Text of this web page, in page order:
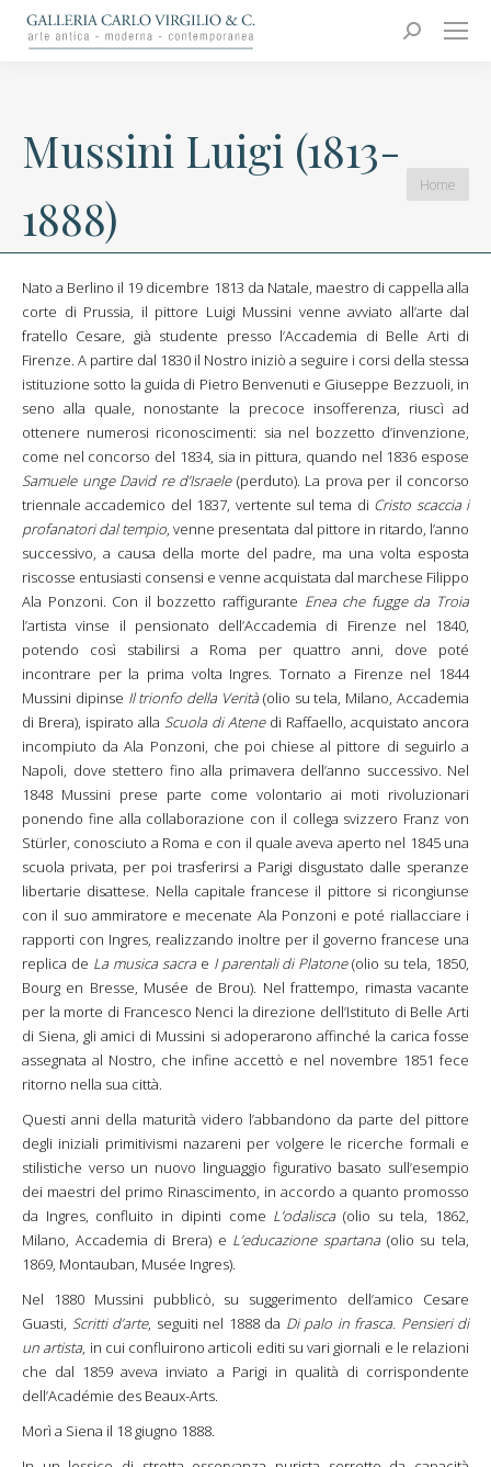
Search:
Carlo Virgilio & C.
Arte moderna e contemporanea
Mussini Luigi (1813-
1888)
You are
here:
Home
Nato a Berlino il 19 dicembre 1813 da Natale, maestro di cappella alla
corte di Prussia, il pittore Luigi Mussini venne avviato all’arte dal
fratello Cesare, già studente presso l’Accademia di Belle Arti di
Firenze. A partire dal 1830 il Nostro iniziò a seguire i corsi della stessa
istituzione sotto la guida di Pietro Benvenuti e Giuseppe Bezzuoli, in
seno alla quale, nonostante la precoce insofferenza, riuscì ad
ottenere numerosi riconoscimenti: sia nel bozzetto d’invenzione,
come nel concorso del 1834, sia in pittura, quando nel 1836 espose
Samuele unge David re d’Israele(perduto). La prova per il concorso
triennale accademico del 1837, vertente sul tema di Cristo scaccia i
profanatori dal tempio, venne presentata dal pittore in ritardo, l’anno
successivo, a causa della morte del padre, ma una volta esposta
riscosse entusiasti consensi e venne acquistata dal marchese Filippo
Ala Ponzoni. Con il bozzetto raffigurante Enea che fugge da Troia
l’artista vinse il pensionato dell’Accademia di Firenze nel 1840,
potendo così stabilirsi a Roma per quattro anni, dove poté
incontrare per la prima volta Ingres. Tornato a Firenze nel 1844
Mussini dipinse Il trionfo della Verità (olio su tela, Milano, Accademia
di Brera), ispirato alla Scuola di Atenedi Raffaello, acquistato ancora
incompiuto da Ala Ponzoni, che poi chiese al pittore di seguirlo a
Napoli, dove stettero fino alla primavera dell’anno successivo. Nel
1848 Mussini prese parte come volontario ai moti rivoluzionari
ponendo fine alla collaborazione con il collega svizzero Franz von
Stürler, conosciuto a Roma e con il quale aveva aperto nel 1845 una
scuola privata, per poi trasferirsi a Parigi disgustato dalle speranze
libertarie disattese. Nella capitale francese il pittore si ricongiunse
con il suo ammiratore e mecenate Ala Ponzoni e poté riallacciare i
rapporti con Ingres, realizzando inoltre per il governo francese una
replica de La musica sacrae I parentali di Platone(olio su tela, 1850,
Bourg en Bresse, Musée de Brou). Nel frattempo, rimasta vacante
per la morte di Francesco Nenci la direzione dell’Istituto di Belle Arti
di Siena, gli amici di Mussini si adoperarono affinché la carica fosse
assegnata al Nostro, che infine accettò e nel novembre 1851 fece
ritorno nella sua città.
Questi anni della maturità videro l’abbandono da parte del pittore
degli iniziali primitivismi nazareni per volgere le ricerche formali e
stilistiche verso un nuovo linguaggio figurativo basato sull’esempio
dei maestri del primo Rinascimento, in accordo a quanto promosso
da Ingres, confluito in dipinti come L’odalisca (olio su tela, 1862,
Milano, Accademia di Brera) e L’educazione spartana (olio su tela,
1869, Montauban, Musée Ingres).
Nel 1880 Mussini pubblicò, su suggerimento dell’amico Cesare
Guasti, Scritti d’arte, seguiti nel 1888 da Di palo in frasca. Pensieri di
un artista, in cui confluirono articoli editi su vari giornali e le relazioni
che dal 1859 aveva inviato a Parigi in qualità di corrispondente
dell’Académie des Beaux-Arts.
Morì a Siena il 18 giugno 1888.